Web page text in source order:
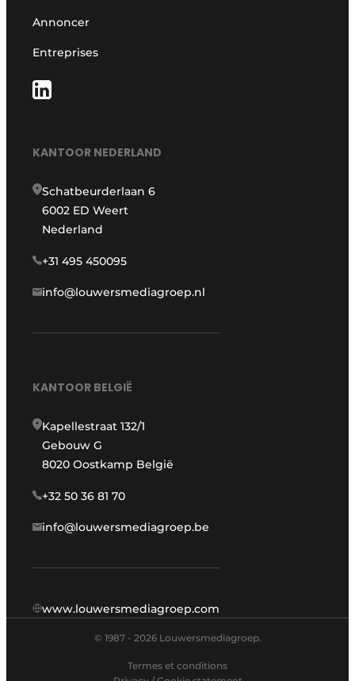
Annoncer
Entreprises
KANTOOR NEDERLAND
Schatbeurderlaan 6
6002 ED Weert
Nederland
+31 495 450095
info@louwersmediagroep.nl
KANTOOR BELGIË
Kapellestraat 132/1
Gebouw G
8020 Oostkamp België
+32 50 36 81 70
info@louwersmediagroep.be
www.louwersmediagroep.com
© 1987 - 2026 Louwersmediagroep.
Termes et conditions